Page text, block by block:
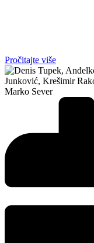
Pročitajte više